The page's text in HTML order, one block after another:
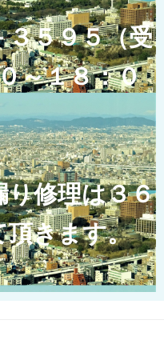
３５９５（受
～１８：０
り修理は３６
頂きます。